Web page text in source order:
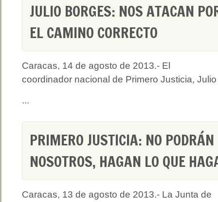
JULIO BORGES: NOS ATACAN
EL CAMINO CORRECTO
Caracas, 14 de agosto de 2013.- El
coordinador nacional de Primero Justicia, Julio
...
PRIMERO JUSTICIA: NO
NOSOTROS, HAGAN LO QUE
Caracas, 13 de agosto de 2013.- La Junta de